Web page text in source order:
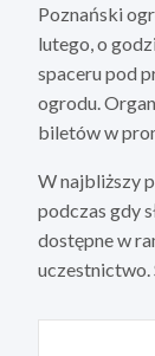
Poznański
lutego, o
spaceru pod
ogrodu.
biletów w
W najbliższy
podczas gdy
dostępne w
uczestnictwo.